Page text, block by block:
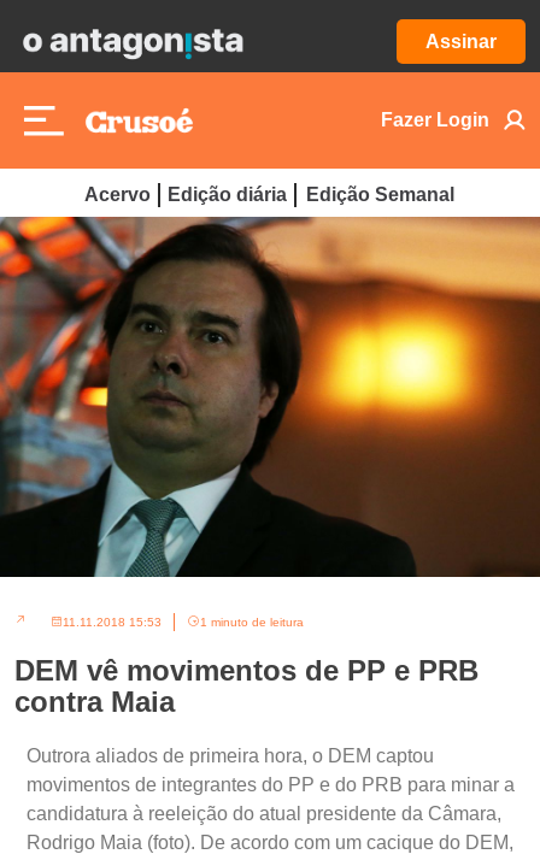
Assinar
Fazer Login
Acervo Edição diária Edição Semanal
11.11.2018 15:53 1 minuto de leitura
DEM vê movimentos de PP e PRB
contra Maia
Outrora aliados de primeira hora, o DEM captou
movimentos de integrantes do PP e do PRB para minar a
candidatura à reeleição do atual presidente da Câmara,
Rodrigo Maia (foto). De acordo com um cacique do DEM,